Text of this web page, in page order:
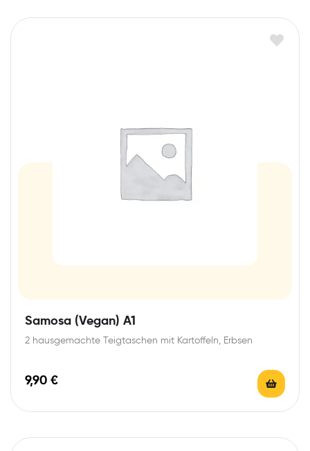
Samosa (Vegan) A1
2 hausgemachte Teigtaschen mit Kartoffeln, Erbsen
9,90 €